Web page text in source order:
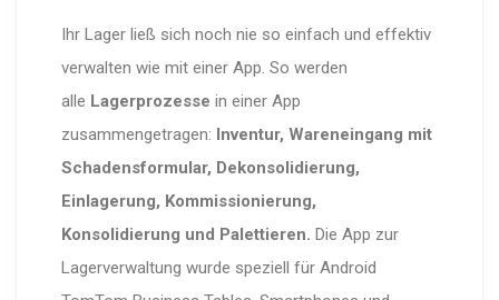
Ihr Lager ließ sich noch nie so einfach und effektiv
verwalten wie mit einer App. So werden
alle Lagerprozesse in einer App
zusammengetragen: Inventur, Wareneingang mit
Schadensformular, Dekonsolidierung,
Einlagerung, Kommissionierung,
Konsolidierung und Palettieren. Die App zur
Lagerverwaltung wurde speziell für Android